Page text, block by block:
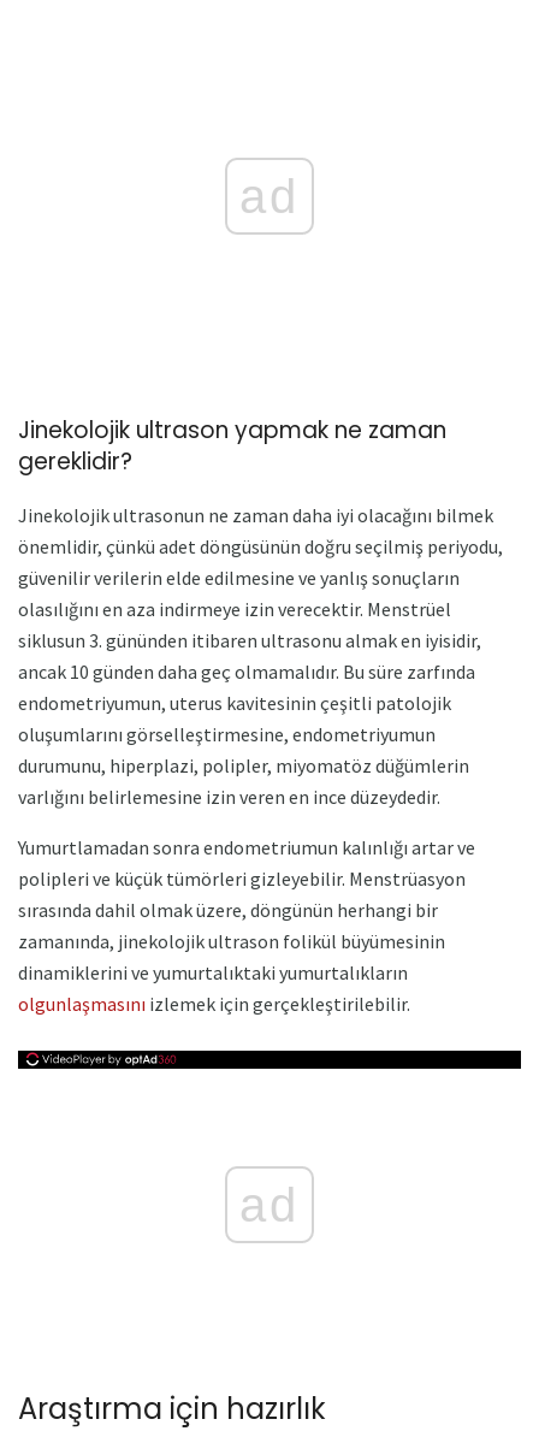
ad
Jinekolojik ultrason yapmak ne zaman
gereklidir?
Jinekolojik ultrasonun ne zaman daha iyi olacağını bilmek
önemlidir, çünkü adet döngüsünün doğru seçilmiş periyodu,
güvenilir verilerin elde edilmesine ve yanlış sonuçların
olasılığını en aza indirmeye izin verecektir. Menstrüel
siklusun 3. gününden itibaren ultrasonu almak en iyisidir,
ancak 10 günden daha geç olmamalıdır. Bu süre zarfında
endometriyumun, uterus kavitesinin çeşitli patolojik
oluşumlarını görselleştirmesine, endometriyumun
durumunu, hiperplazi, polipler, miyomatöz düğümlerin
varlığını belirlemesine izin veren en ince düzeydedir.
Yumurtlamadan sonra endometriumun kalınlığı artar ve
polipleri ve küçük tümörleri gizleyebilir. Menstrüasyon
sırasında dahil olmak üzere, döngünün herhangi bir
zamanında, jinekolojik ultrason folikül büyümesinin
dinamiklerini ve yumurtalıktaki yumurtalıkların
olgunlaşmasını izlemek için gerçekleştirilebilir.
ad
Araştırma için hazırlık